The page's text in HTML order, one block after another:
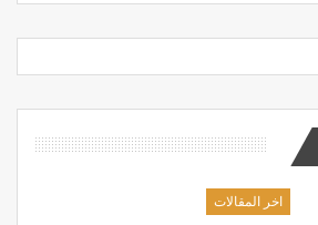
اخر المقالات